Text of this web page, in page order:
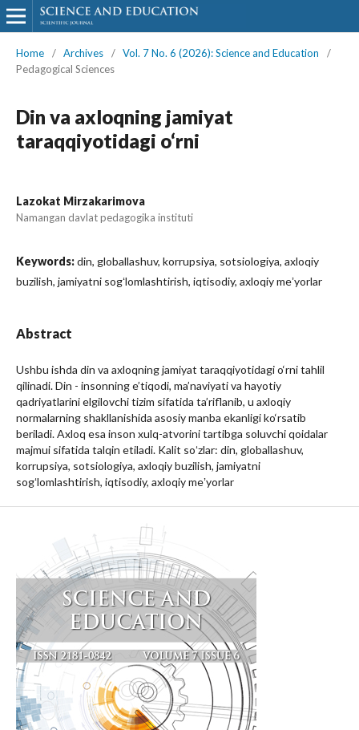
Home / Archives / Vol. 7 No. 6 (2026): Science and Education
/
Pedagogical Sciences
Din va axloqning jamiyat
taraqqiyotidagi o‘rni
Lazokat Mirzakarimova
Namangan davlat pedagogika instituti
Keywords:din, globallashuv, korrupsiya, sotsiologiya, axloqiy
buzilish, jamiyatni sogʻlomlashtirish, iqtisodiy, axloqiy meʼyorlar
Abstract
Ushbu ishda din va axloqning jamiyat taraqqiyotidagi o‘rni tahlil
qilinadi. Din - insonning e’tiqodi, ma’naviyati va hayotiy
qadriyatlarini elgilovchi tizim sifatida ta’riflanib, u axloqiy
normalarning shakllanishida asosiy manba ekanligi ko‘rsatib
beriladi. Axloq esa inson xulq-atvorini tartibga soluvchi qoidalar
majmui sifatida talqin etiladi. Kalit soʻzlar: din, globallashuv,
korrupsiya, sotsiologiya, axloqiy buzilish, jamiyatni
sogʻlomlashtirish, iqtisodiy, axloqiy meʼyorlar